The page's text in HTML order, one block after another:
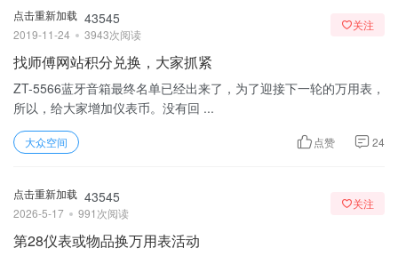
点击重新加载 43545
2019-11-24 3943次阅读
关注
找师傅网站积分兑换，大家抓紧
ZT-5566蓝牙音箱最终名单已经出来了，为了迎接下一轮的万用表，
所以，给大家增加仪表币。没有回 ...
大众空间 点赞 24
点击重新加载 43545
2026-5-17 991次阅读
关注
第28仪表或物品换万用表活动